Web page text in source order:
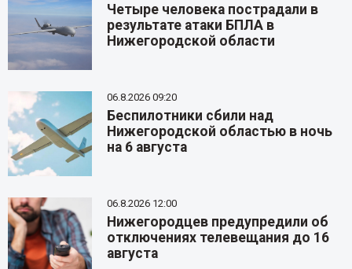
Четыре человека пострадали в
результате атаки БПЛА в
Нижегородской области
06.8.2026 09:20
Беспилотники сбили над
Нижегородской областью в ночь
на 6 августа
06.8.2026 12:00
Нижегородцев предупредили об
отключениях телевещания до 16
августа